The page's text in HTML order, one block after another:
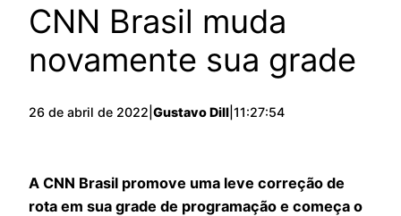
CNN Brasil muda
novamente sua grade
26 de abril de 2022 Gustavo Dill 11:27:54
A CNN Brasil promove uma leve correção de
rota em sua grade de programação e começa o